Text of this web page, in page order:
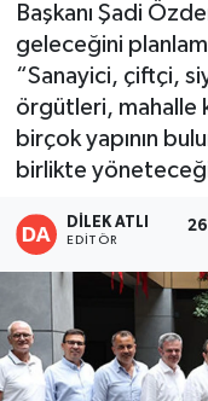
Başkanı Şadi
geleceğini
“Sanayici, çiftçi,
örgütleri, mahalle
birçok yapının
birlikte
DİLEK ATLI
EDITÖR
Haber Arşivi